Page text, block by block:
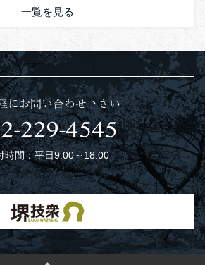
一覧を見る
にお問い合わせ下さい
時間：平日9:00～18:00